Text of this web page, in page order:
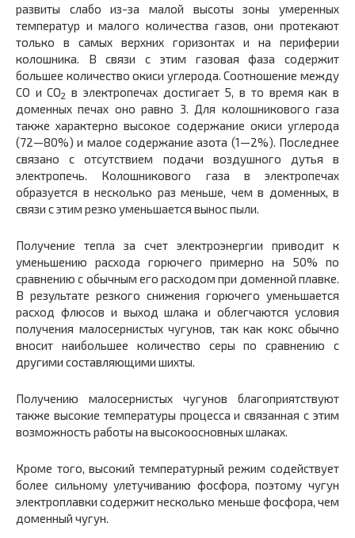
развиты слабо из-за малой высоты зоны умеренных
температур и малого количества газов, они протекают
только в самых верхних горизонтах и на периферии
колошника. В связи с этим газовая фаза содержит
большее количество окиси углерода. Соотношение между
СО и СO2
в электропечах дости­гает 5, в то время как в
доменных печах оно равно 3. Для колош­никового газа
также характерно высокое содержание окиси угле­рода
(72—80%) и малое содержание азота (1—2%). Последнее
свя­зано с отсутствием подачи воздушного дутья в
электропечь. Колош­никового газа в электропечах
образуется в несколько раз меньше, чем в доменных, в
связи с этим резко уменьшается вынос пыли.
Получение тепла за счет электроэнергии приводит к
умень­шению расхода горючего примерно на 50% по
сравнению с обыч­ным его расходом при доменной плавке.
В результате резкого сни­жения горючего уменьшается
расход флюсов и выход шлака и облегчаются условия
получения малосернистых чугунов, так как кокс обычно
вносит наибольшее количество серы по сравнению с
другими составляющими шихты.
Получению малосернистых чугунов благоприятствуют
также высокие температуры процесса и связанная с этим
возможность работы на высокоосновных шлаках.
Кроме того, высокий температурный режим содействует
более сильному улетучиванию фосфора, поэтому чугун
электроплавки содержит несколько меньше фосфора, чем
доменный чугун.